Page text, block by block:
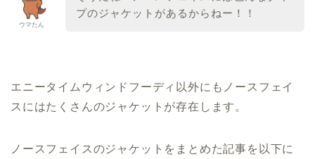
ウマたん
プのジャケットがあるからねー！！
エニータイムウィンドフーディ以外にもノースフェイ
スにはたくさんのジャケットが存在します。
ノースフェイスのジャケットをまとめた記事を以下に